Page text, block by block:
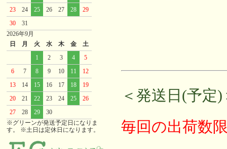
23
24 25 26 27 28
29
30
31
2026年9月
日
月 火 水 木 金
土
1
2 3 4
5
6
7 8 9 10 11
12
13
14 15 16 17 18
19
20
21 22 23 24 25
26
27
28 29
30
※グリーンが発送予定日になりま
す。 ※土日は定休日になります。
＜発送日(予定)
毎回の出荷数